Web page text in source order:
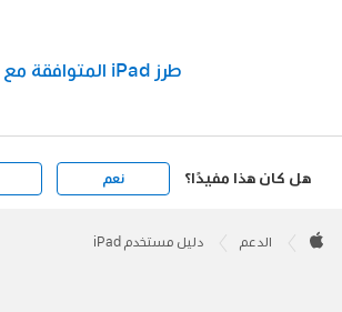
طرز iPad المتوافقة مع iPadOS 26
هل كان هذا مفيدًا؟ نعم
Footer

الدعم دليل مستخدم iPad